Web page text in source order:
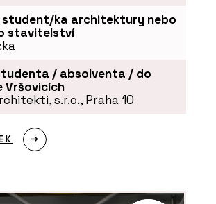
student/ka architektury nebo
stavitelství
/ absolventa / do
Vršovicích
s.r.o., Praha 10